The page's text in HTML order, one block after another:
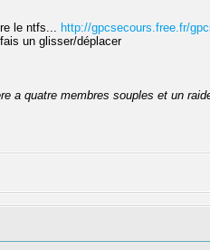
le ntfs... http://gpcsecours.free.fr/
un glisser/déplacer
a quatre membres souples et un